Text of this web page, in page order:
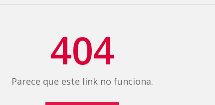
404
Parece que este link no funciona.